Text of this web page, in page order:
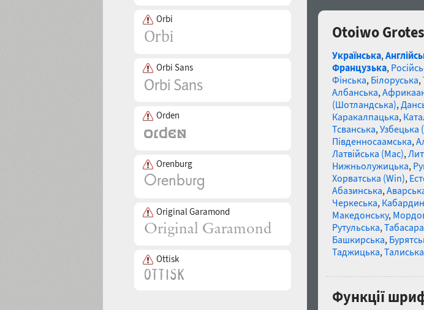
Orbi
Orbi Sans
Orden
Orenburg
Original Garamond
Ottisk
Otoiwo
Українська,
Французька,
Фінська, Білоруська,
Албанська,
(Шотландська),
Каракалпацька,
Тсванська,Узбецька
Південносаамська,
Латвійська (Mac),
Нижньолужицька,
Хорватська (Win),
Абазинська,
Черкеська,
Македонську,
Рутульська,
Башкирська,
Таджицька,Талиська
Функції